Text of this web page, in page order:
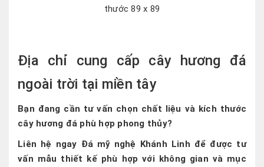
thước 89 x 89
Địa chỉ cung cấp cây hương đá
ngoài trời tại miền tây
Bạn đang cần tư vấn chọn chất liệu và kích thước
cây hương đá phù hợp phong thủy?
Liên hệ ngay Đá mỹ nghệ Khánh Linh để được tư
vấn mẫu thiết kế phù hợp với không gian và mục